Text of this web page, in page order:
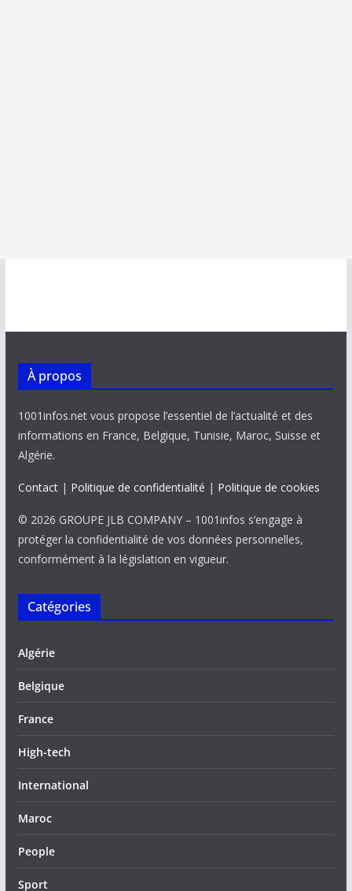
À propos
1001infos.net vous propose l’essentiel de l’actualité et des
informations en France, Belgique, Tunisie, Maroc, Suisse et
Algérie.
Contact| Politique de confidentialité | Politique de cookies
© 2026 GROUPE JLB COMPANY – 1001infos s’engage à
protéger la confidentialité de vos données personnelles,
conformément à la législation en vigueur.
Catégories
Algérie
Belgique
France
High-tech
International
Maroc
People
Sport